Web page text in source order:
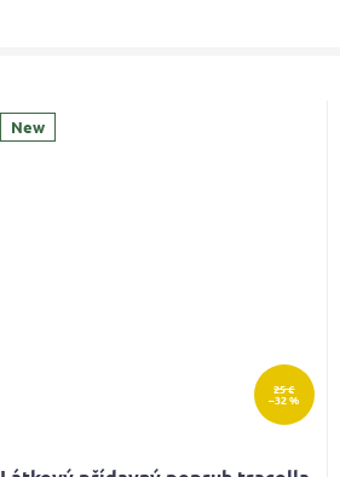
New
25 €
–32 %